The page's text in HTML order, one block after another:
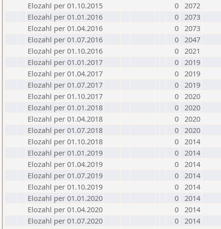
Elozahl per 01.10.2015
0 2072
Elozahl per 01.01.2016
0 2073
Elozahl per 01.04.2016
0 2073
Elozahl per 01.07.2016
0 2047
Elozahl per 01.10.2016
0 2021
Elozahl per 01.01.2017
0 2019
Elozahl per 01.04.2017
0 2019
Elozahl per 01.07.2017
0 2019
Elozahl per 01.10.2017
0 2020
Elozahl per 01.01.2018
0 2020
Elozahl per 01.04.2018
0 2020
Elozahl per 01.07.2018
0 2020
Elozahl per 01.10.2018
0 2014
Elozahl per 01.01.2019
0 2014
Elozahl per 01.04.2019
0 2014
Elozahl per 01.07.2019
0 2014
Elozahl per 01.10.2019
0 2014
Elozahl per 01.01.2020
0 2014
Elozahl per 01.04.2020
0 2014
Elozahl per 01.07.2020
0 2014